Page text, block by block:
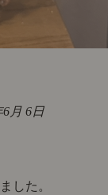
6月 6日
した。